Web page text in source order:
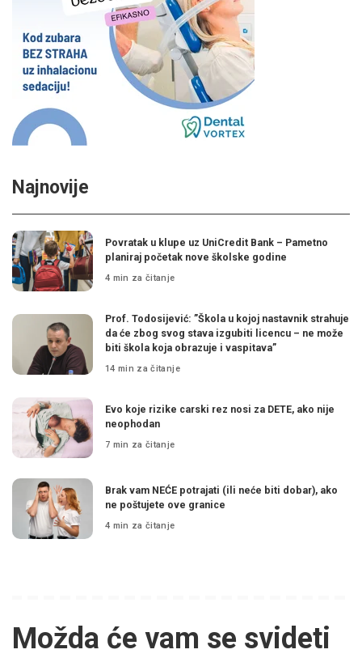
Najnovije
Povratak u klupe uz UniCredit Bank – Pametno
planiraj početak nove školske godine
4 min za čitanje
Prof. Todosijević: ”Škola u kojoj nastavnik strahuje
da će zbog svog stava izgubiti licencu – ne može
biti škola koja obrazuje i vaspitava”
14 min za čitanje
Evo koje rizike carski rez nosi za DETE, ako nije
neophodan
7 min za čitanje
Brak vam NEĆE potrajati (ili neće biti dobar), ako
ne poštujete ove granice
4 min za čitanje
Možda će vam se svideti